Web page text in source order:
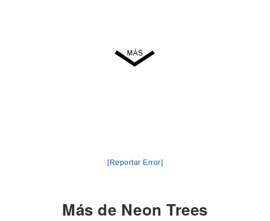
[Reportar Error]
Más de Neon Trees